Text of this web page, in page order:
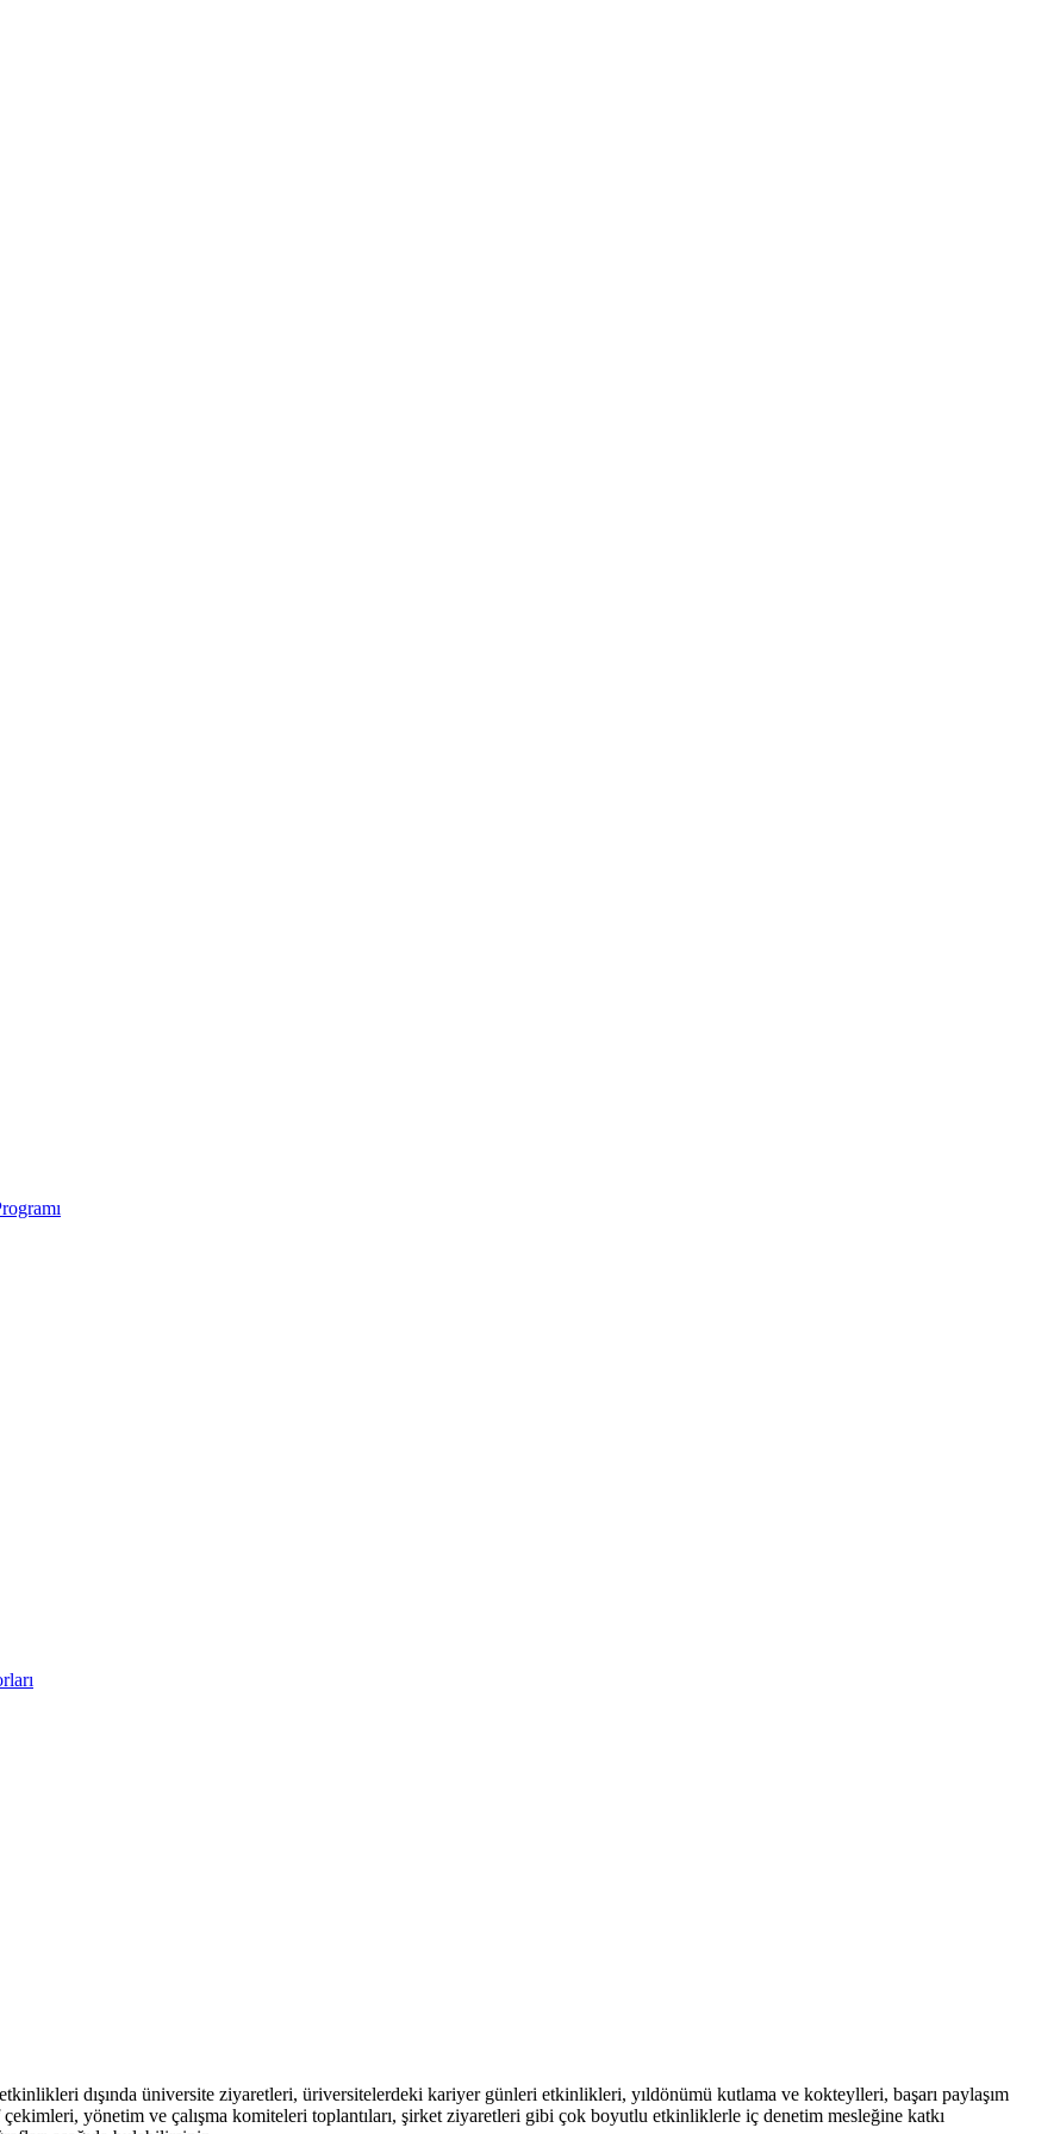
dışında üniversite ziyaretleri, üriversitelerdeki kariyer günleri etkinlikleri, yıldönümü kutlama ve kokteylleri, başarı paylaşım
çekimleri, yönetim ve çalışma komiteleri toplantıları, şirket ziyaretleri gibi çok boyutlu etkinliklerle iç denetim mesleğine katkı